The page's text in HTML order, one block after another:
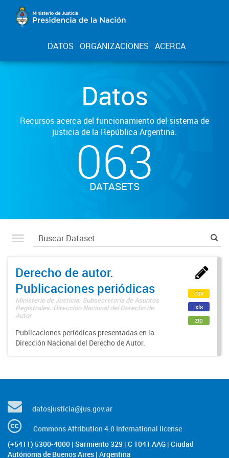
DATOS ORGANIZACIONES ACERCA
Datos
Recursos acerca del funcionamiento del sistema de
justicia de la República Argentina.
063
DATASETS
Derecho de autor.
Publicaciones periódicas
Ministerio de Justicia. Subsecretaría de Asuntos
Registrales. Dirección Nacional del Derecho de
Autor
Publicaciones periódicas presentadas en la
Dirección Nacional del Derecho de Autor.
csv
xls
zip
datosjusticia@jus.gov.ar
Commons Attribution 4.0 International license
(+5411) 5300-4000 | Sarmiento 329 | C 1041 AAG | Ciudad
Autónoma de Buenos Aires | Argentina